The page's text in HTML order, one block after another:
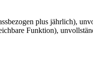
plus jährlich),
Funktion),